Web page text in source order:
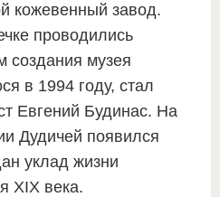
кожевенный завод.
проводились
создания музея
в 1994 году, стал
Евгений Будинас. На
Дудичей появился
уклад жизни
ХIХ века.